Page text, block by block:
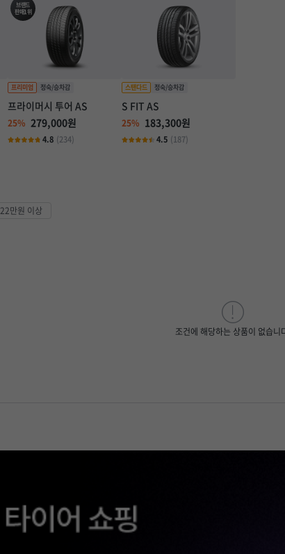
브랜드
판매1위
프라이머시 투어 AS
25% 279,000원
4.8 (234)
S FIT AS
25% 183,300원
4.5 (187)
22만원 이상
조건에 해당하는 상품이 없습니